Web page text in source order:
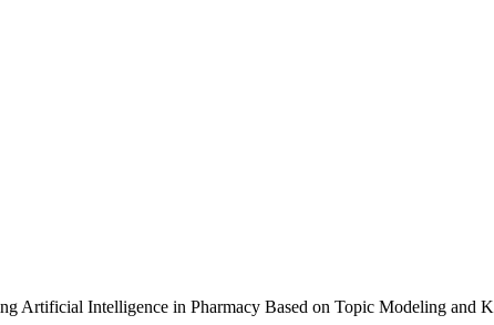
Artificial Intelligence in Pharmacy Based on Topic Modeling and